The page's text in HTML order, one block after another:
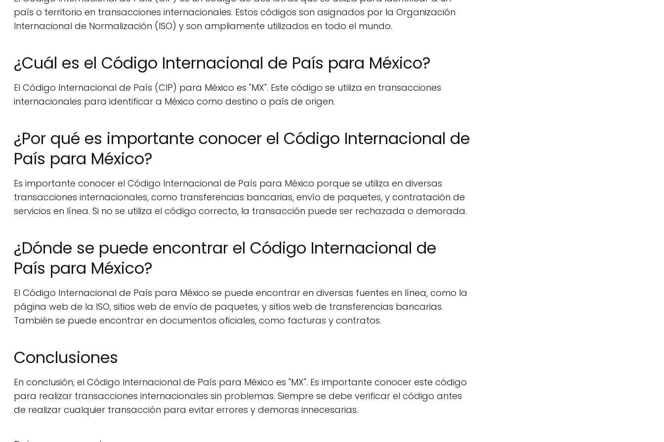
país o territorio en transacciones internacionales. Estos códigos son asignados por la Organización
Internacional de Normalización (ISO) y son ampliamente utilizados en todo el mundo.
¿Cuál es el Código Internacional de País para México?
El Código Internacional de País (CIP) para México es "MX". Este código se utiliza en transacciones
internacionales para identificar a México como destino o país de origen.
¿Por qué es importante conocer el Código Internacional de
País para México?
Es importante conocer el Código Internacional de País para México porque se utiliza en diversas
transacciones internacionales, como transferencias bancarias, envío de paquetes, y contratación de
servicios en línea. Si no se utiliza el código correcto, la transacción puede ser rechazada o demorada.
¿Dónde se puede encontrar el Código Internacional de
País para México?
El Código Internacional de País para México se puede encontrar en diversas fuentes en línea, como la
página web de la ISO, sitios web de envío de paquetes, y sitios web de transferencias bancarias.
También se puede encontrar en documentos oficiales, como facturas y contratos.
Conclusiones
En conclusión, el Código Internacional de País para México es "MX". Es importante conocer este código
para realizar transacciones internacionales sin problemas. Siempre se debe verificar el código antes
de realizar cualquier transacción para evitar errores y demoras innecesarias.